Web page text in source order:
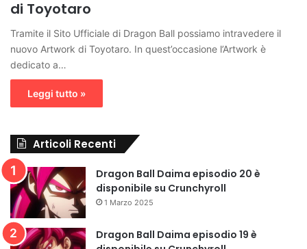
di Toyotaro
Tramite il Sito Ufficiale di Dragon Ball possiamo intravedere il
nuovo Artwork di Toyotaro. In quest’occasione l’Artwork è
dedicato a…
Leggi tutto »
Articoli Recenti
Dragon Ball Daima episodio 20 è
disponibile su Crunchyroll
1 Marzo 2025
Dragon Ball Daima episodio 19 è